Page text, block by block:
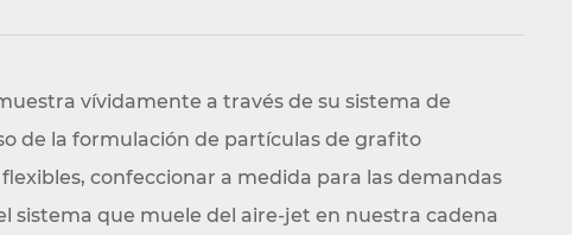
vívidamente a través de su sistema de
de la formulación de partículas de grafito
confeccionar a medida para las demandas
sistema que muele del aire-jet en nuestra cadena